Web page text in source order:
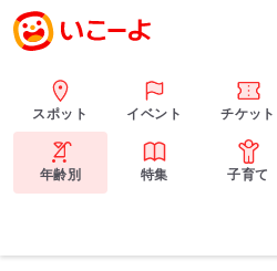
スポット イベント チケット
年齢別 特集 子育て